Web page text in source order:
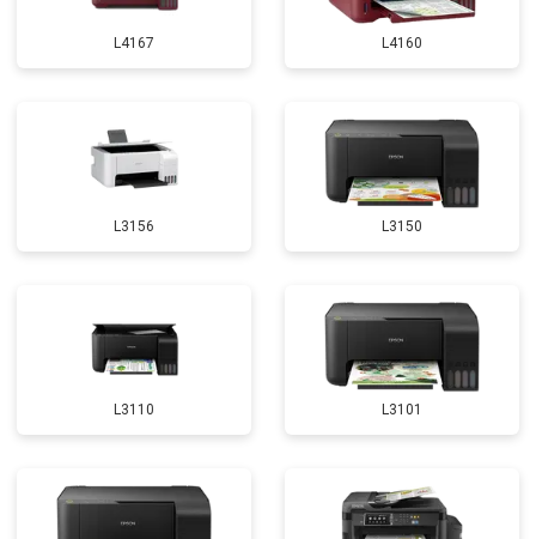
L4167 L4160
L3156 L3150
L3110 L3101